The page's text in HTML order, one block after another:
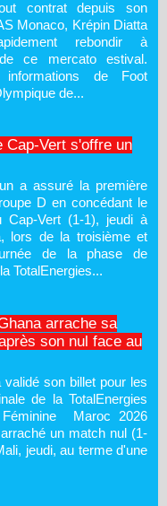
contrat depuis son
Monaco, Krépin Diatta
rebondir à
de ce mercato estival.
de Foot
de...
Cap-Vert s'offre un
a assuré la première
D en concédant le
Cap-Vert (1-1), jeudi à
lors de la troisième et
de la phase de
TotalEnergies...
arrache sa
son nul face au
validé son billet pour les
de la TotalEnergies
Maroc 2026
un match nul (1-
jeudi, au terme d'une